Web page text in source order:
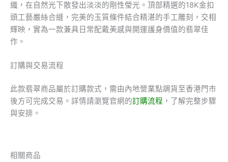
織，在自然光下散發出淡淡的剛性瑩光。頂部精選的18K金扣
頭工藝嚴絲合縫，完美的玉質條件結合精湛的手工雕刻，交相
輝映，實為一款兼具日常配戴美感與開運護身價值的翡翠佳
作。
訂購與交易流程
此款翡翠商品屬於訂購款式，需由內地營業點調貨至香港門市
後方可完成交易。詳情請瀏覽官網的訂購流程 ，了解完整步驟
與安排。
相關商品